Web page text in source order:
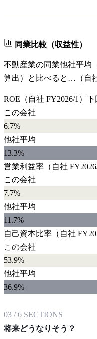
同業比較（収益性）
不動産業の同業他社平均
算出）と比べると…（自
ROE （自社 FY2026/1 ） 下
この会社
6.7%
他社平均
13.3%
営業利益率 （自社
この会社
7.7%
他社平均
11.7%
自己資本比率 （自社
この会社
53.9%
他社平均
36.9%
03 /6 SECTIONS
将来どうなりそう？